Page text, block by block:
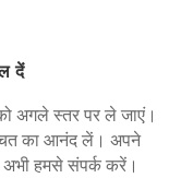
दें
अगले स्तर पर ले जाएं।
का आनंद लें। अपने
हमसे संपर्क करें।